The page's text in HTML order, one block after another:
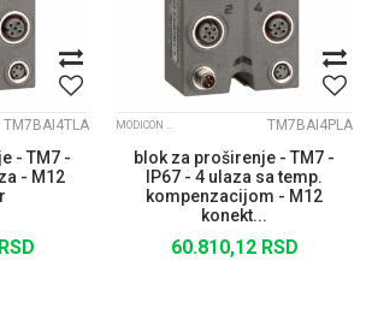
TM7BAI4TLA
- TM7 -
- M12
RSD
MODICON TM7 IP67 MODULARNI I/O SISTEM TM7BAI4PLA
blok za proširenje - TM7 -
IP67 - 4 ulaza sa temp.
kompenzacijom - M12
konekt...
60.810,12 RSD